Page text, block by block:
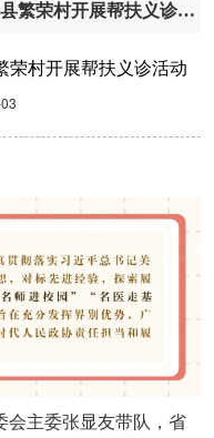
省政协教科卫体委员会赴桦川县繁荣村开展帮扶义诊活动
荣村开展帮扶义诊活动
会主委张显友带队，省